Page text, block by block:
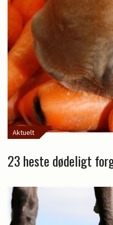
Aktuelt
23 heste dødeligt